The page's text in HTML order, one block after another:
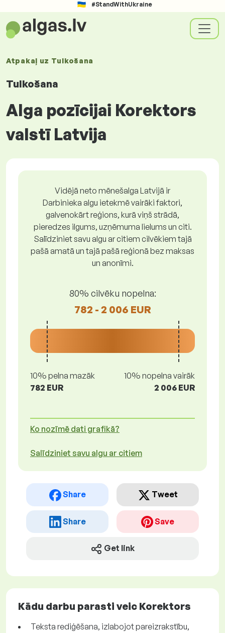
#StandWithUkraine
Atpakaļ uz Tulkošana
Tulkošana
Alga pozīcijai Korektors
valstī Latvija
Vidējā neto mēnešalga Latvijā ir
Darbinieka algu ietekmē vairāki faktori,
galvenokārt reģions, kurā viņš strādā,
pieredzes ilgums, uzņēmuma lielums un citi.
Salīdziniet savu algu ar citiem cilvēkiem tajā
pašā amatā un tajā pašā reģionā bez maksas
un anonīmi.
80% cilvēku nopelna:
782 - 2 006 EUR
10% pelna mazāk
782 EUR
10% nopelna vairāk
2 006 EUR
Ko nozīmē dati grafikā?
Salīdziniet savu algu ar citiem
Share Tweet
Share Save
Get link
Kādu darbu parasti veic Korektors
Teksta rediģēšana, izlabojot pareizrakstību,